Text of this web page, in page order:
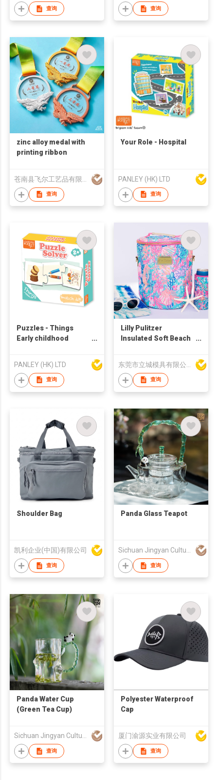
查询 查询
zinc alloy medal with
printing ribbon
查询
Your Role - Hospital
PANLEY (HK) LTD
查询
Puzzles - Things
Early childhood
PANLEY (HK) LTD
查询
Lilly Pulitzer
Insulated Soft Beach
查询
Shoulder Bag
凯利企业(中国)有限公司
查询
Panda Glass Teapot
查询
Panda Water Cup
(Green Tea Cup)
Sichuan Jingyan Culture Media Co.,Ltd.
查询
Polyester Waterproof
Cap
厦门渝源实业有限公司
查询